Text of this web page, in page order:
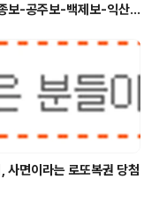
보-공주보-백제보-익산
사면이라는 로또복권 당첨